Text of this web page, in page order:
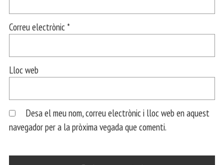
Correu electrònic *
Lloc web
Desa el meu nom, correu electrònic i lloc web en aquest
navegador per a la pròxima vegada que comenti.